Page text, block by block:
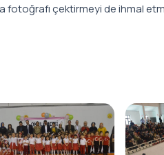
fotoğrafı çektirmeyi de ihmal